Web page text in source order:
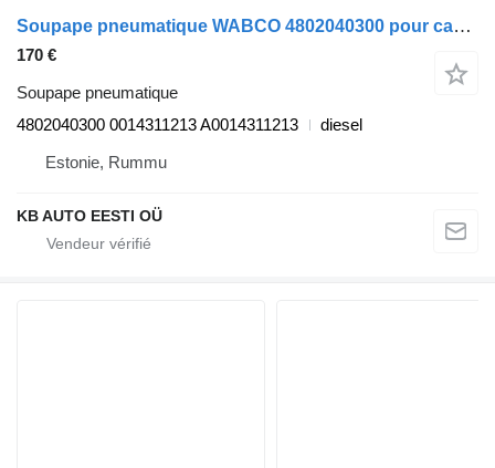
Soupape pneumatique WABCO 4802040300 pour camion Mercedes-Benz Actros MP4 Antos Arocs (2012-)
170 €
Soupape pneumatique
4802040300 0014311213 A0014311213
diesel
Estonie, Rummu
KB AUTO EESTI OÜ